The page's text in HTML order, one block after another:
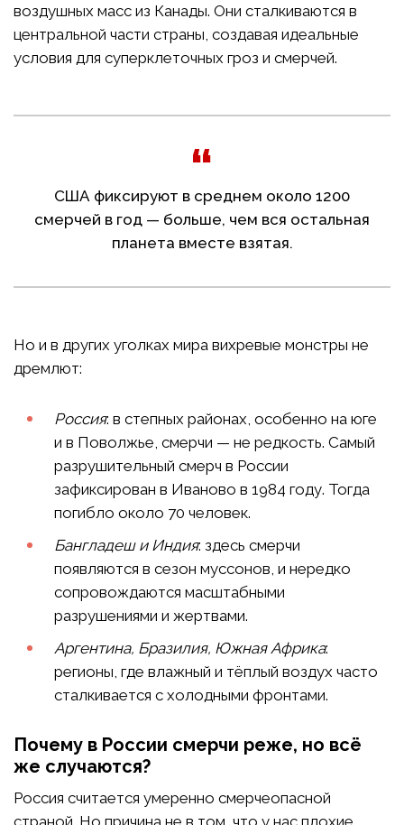
воздушных масс из Канады. Они сталкиваются в
центральной части страны, создавая идеальные
условия для суперклеточных гроз и смерчей.
США фиксируют в среднем около 1200
смерчей в год — больше, чем вся остальная
планета вместе взятая.
Но и в других уголках мира вихревые монстры не
дремлют:
Россия: в степных районах, особенно на юге
и в Поволжье, смерчи — не редкость. Самый
разрушительный смерч в России
зафиксирован в Иваново в 1984 году. Тогда
погибло около 70 человек.
Бангладеш и Индия: здесь смерчи
появляются в сезон муссонов, и нередко
сопровождаются масштабными
разрушениями и жертвами.
Аргентина, Бразилия, Южная Африка:
регионы, где влажный и тёплый воздух часто
сталкивается с холодными фронтами.
Почему в России смерчи реже, но всё
же случаются?
Россия считается умеренно смерчеопасной
страной. Но причина не в том, что у нас плохие